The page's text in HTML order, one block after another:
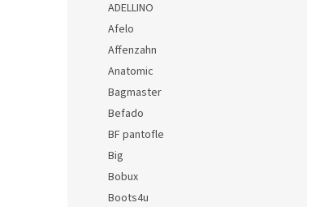
ADELLINO
Afelo
Affenzahn
Anatomic
Bagmaster
Befado
BF pantofle
Big
Bobux
Boots4u